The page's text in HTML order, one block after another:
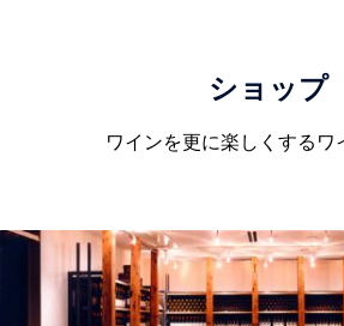
ショップ
ワインを更に楽しくするワ